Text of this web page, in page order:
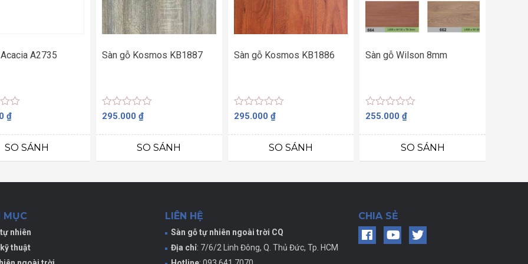
A2735
₫
SO SÁNH
Sàn gỗ Kosmos KB1887
Được
hạng
sao
295.000 ₫
SO SÁNH
Sàn gỗ Kosmos KB1886
Được
hạng
sao
295.000 ₫
SO SÁNH
Sàn gỗ Wilson 8mm
Được
hạng
sao
255.000₫
SO SÁNH
MỤC
nhiên
thuật
LIÊN HỆ
Sàn gỗ tự nhiên ngoài trời CQ
Địa chỉ: 7/6/2 Linh Đông, Q. Thủ Đức, Tp. HCM
CHIA SẺ